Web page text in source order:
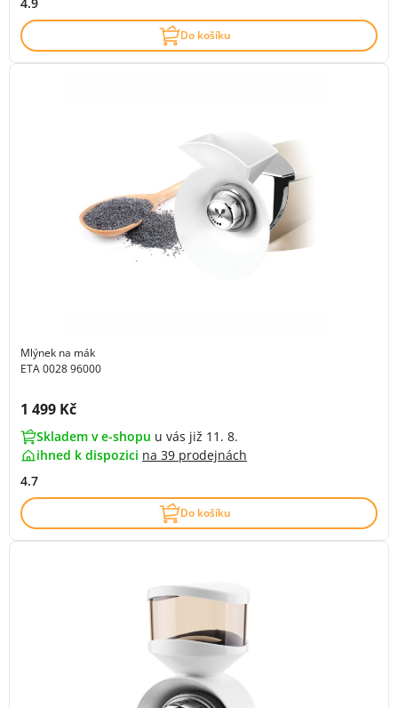
Do košíku
Mlýnek na mák
ETA 0028 96000
Cena s DPH:
1 499 Kč
Skladem v e-shopu u vás již 11. 8.
ihned k dispozici na 39 prodejnách
4.7
Do košíku